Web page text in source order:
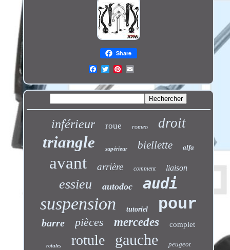
Share
inférieur roue romeo droit
triangle supérieur biellette alfa
avant arrière comment liaison
essieu autodoc audi
suspension tutoriel pour
barre pièces mercedes complet
rotules rotule gauche peugeot